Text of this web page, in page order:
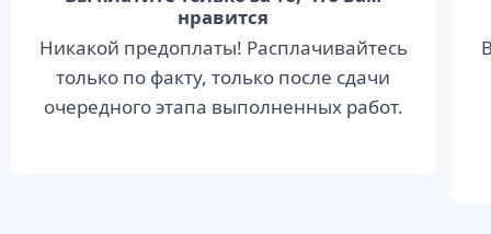
нравится
Никакой предоплаты! Расплачивайтесь
только по факту, только после сдачи
очередного этапа выполненных работ.